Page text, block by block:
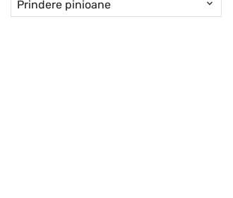
Prindere pinioane